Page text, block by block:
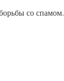
со спамом.